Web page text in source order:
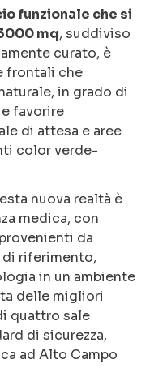
funzionale che si
mq, suddiviso
curato, è
frontali che
in grado di
favorire
di attesa e aree
color verde-
nuova realtà è
medica, con
da
di riferimento,
in un ambiente
delle migliori
quattro sale
di sicurezza,
ad Alto Campo